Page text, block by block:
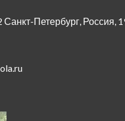
Петербург, Россия,